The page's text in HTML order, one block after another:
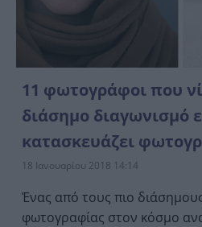
11 φωτογράφοι που
διάσημο διαγωνισμό
κατασκευάζει
18 Ιανουαρίου 2018 14:14
Ένας από τους πιο
φωτογραφίας στον κόσμο